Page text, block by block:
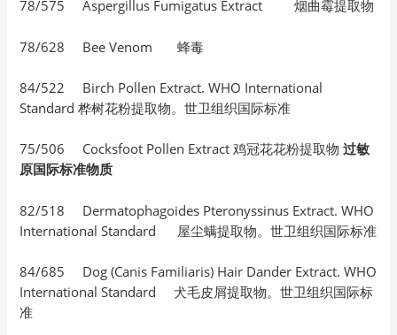
78/575 Aspergillus Fumigatus Extract 烟曲霉提取物
78/628 Bee Venom 蜂毒
84/522 Birch Pollen Extract. WHO International
Standard 桦树花粉提取物。世卫组织国际标准
75/506 Cocksfoot Pollen Extract 鸡冠花花粉提取物过敏
原国际标准物质
82/518 Dermatophagoides Pteronyssinus Extract. WHO
International Standard 屋尘螨提取物。世卫组织国际标准
84/685 Dog (Canis Familiaris) Hair Dander Extract. WHO
International Standard 犬毛皮屑提取物。世卫组织国际标
准